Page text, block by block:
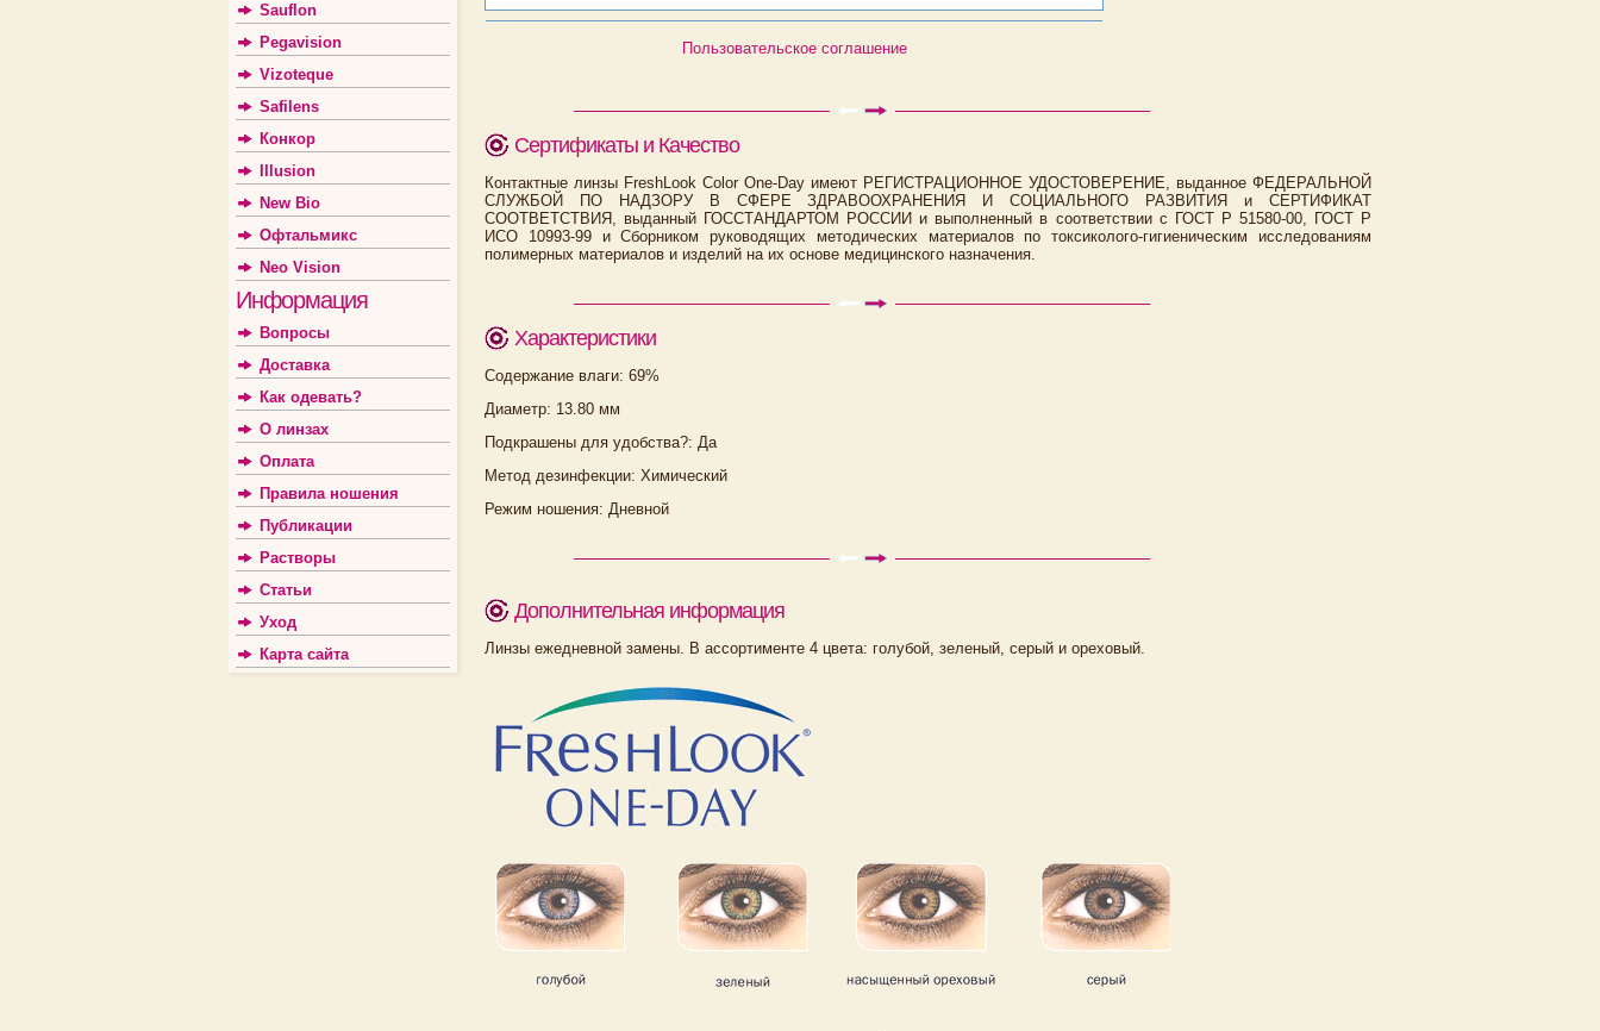
Sauflon
Pegavision
Vizoteque
Safilens
Конкор
Illusion
New Bio
Офтальмикс
Neo Vision
Информация
Вопросы
Доставка
Как одевать?
О линзах
Оплата
Правила ношения
Публикации
Растворы
Статьи
Уход
Карта сайта
Пользовательское соглашение
Сертификаты и Качество
Контактные линзы FreshLook Color One-Day имеют РЕГИСТРАЦИОННОЕ УДОСТОВЕРЕНИЕ, выданное ФЕДЕРАЛЬНОЙ
СЛУЖБОЙ ПО НАДЗОРУ В СФЕРЕ ЗДРАВООХРАНЕНИЯ И СОЦИАЛЬНОГО РАЗВИТИЯ и СЕРТИФИКАТ
СООТВЕТСТВИЯ, выданный ГОССТАНДАРТОМ РОССИИ и выполненный в соответствии с ГОСТ Р 51580-00, ГОСТ Р
ИСО 10993-99 и Сборником руководящих методических материалов по токсиколого-гигиеническим исследованиям
полимерных материалов и изделий на их основе медицинского назначения.
Характеристики
Содержание влаги: 69%
Диаметр: 13.80 мм
Подкрашены для удобства?: Да
Метод дезинфекции: Химический
Режим ношения: Дневной
Дополнительная информация
Линзы ежедневной замены. В ассортименте 4 цвета: голубой, зеленый, серый и ореховый.